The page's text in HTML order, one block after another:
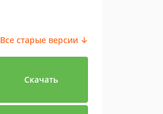
Все старые версии ↓
Скачать